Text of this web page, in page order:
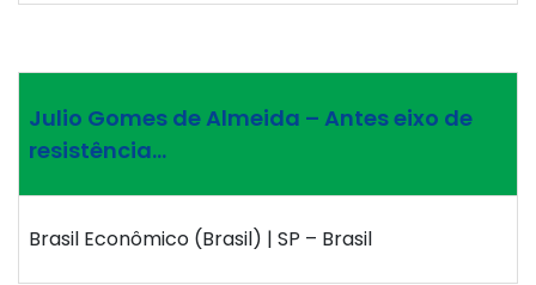
Julio Gomes de Almeida – Antes eixo de
resistência…
Brasil Econômico (Brasil) | SP – Brasil